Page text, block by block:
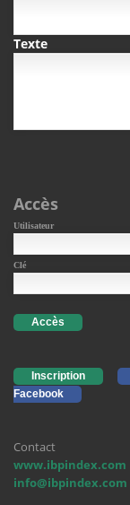
Texte
Accès
Utilisateur
Clé
Accès
Inscription
Facebook
Contact
www.ibpindex.com
info@ibpindex.com